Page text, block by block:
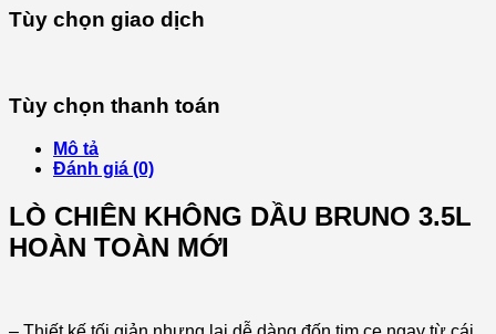
Tùy chọn giao dịch
Tùy chọn thanh toán
Mô tả
Đánh giá (0)
LÒ CHIÊN KHÔNG DẦU BRUNO 3.5L
HOÀN TOÀN MỚI